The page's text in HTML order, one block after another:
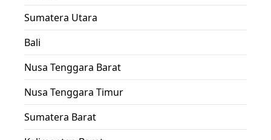
Sumatera Utara
Bali
Nusa Tenggara Barat
Nusa Tenggara Timur
Sumatera Barat